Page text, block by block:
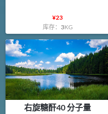
¥23
库存： 3KG
右旋糖酐40 分子量